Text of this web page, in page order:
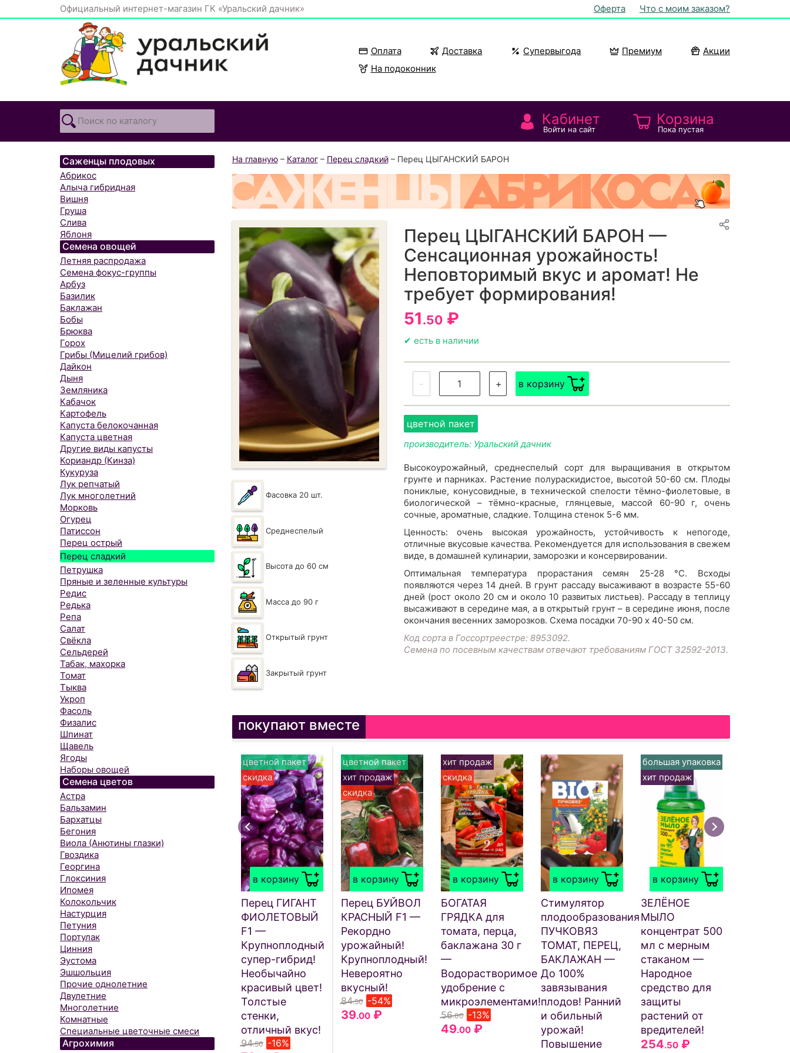
Официальный интернет-магазин ГК «Уральский дачник» Оферта Что с моим заказом?
Оплата Доставка Супервыгода Премиум
Акции
На подоконник
Кабинет
Войти на сайт
Корзина
Пока пустая
Саженцы плодовых
Абрикос
Алыча гибридная
Вишня
Груша
Слива
Яблоня
Семена овощей
Летняя распродажа
Семена фокус-группы
Арбуз
Базилик
Баклажан
Бобы
Брюква
Горох
Грибы (Мицелий грибов)
Дайкон
Дыня
Земляника
Кабачок
Картофель
Капуста белокочанная
Капуста цветная
Другие виды капусты
Кориандр (Кинза)
Кукуруза
Лук репчатый
Лук многолетний
Морковь
Огурец
Патиссон
Перец острый
Перец сладкий
Петрушка
Пряные и зеленные культуры
Редис
Редька
Репа
Салат
Свёкла
Сельдерей
Табак, махорка
Томат
Тыква
Укроп
Фасоль
Физалис
Шпинат
Щавель
Ягоды
Наборы овощей
Семена цветов
Астра
Бальзамин
Бархатцы
Бегония
Виола (Анютины глазки)
Гвоздика
Георгина
Глоксиния
Ипомея
Колокольчик
Настурция
Петуния
Портулак
Цинния
Эустома
Эшшольция
Прочие однолетние
Двулетние
Многолетние
Комнатные
Специальные цветочные смеси
Агрохимия
На главную– Каталог– Перец сладкий– Перец ЦЫГАНСКИЙ БАРОН
Фасовка 20 шт.
Среднеспелый
Высота до 60 см
Масса до 90 г
Открытый грунт
Закрытый грунт
Перец ЦЫГАНСКИЙ БАРОН —
Сенсационная урожайность!
Неповторимый вкус и аромат! Не
требует формирования!
51.50₽
✔ есть в наличии
- + в корзину
цветной пакет
производитель: Уральский дачник
Высокоурожайный, среднеспелый сорт для выращивания в открытом
грунте и парниках. Растение полураскидистое, высотой 50-60 см. Плоды
пониклые, конусовидные, в технической спелости тёмно-фиолетовые, в
биологической – тёмно-красные, глянцевые, массой 60-90 г, очень
сочные, ароматные, сладкие. Толщина стенок 5-6 мм.
Ценность: очень высокая урожайность, устойчивость к непогоде,
отличные вкусовые качества. Рекомендуется для использования в свежем
виде, в домашней кулинарии, заморозки и консервировании.
Оптимальная температура прорастания семян 25-28 °С. Всходы
появляются через 14 дней. В грунт рассаду высаживают в возрасте 55-60
дней (рост около 20 см и около 10 развитых листьев). Рассаду в теплицу
высаживают в середине мая, а в открытый грунт – в середине июня, после
окончания весенних заморозков. Схема посадки 70-90 х 40-50 см.
Код сорта в Госсортреестре: 8953092.
Семена по посевным качествам отвечают требованиям ГОСТ 32592-2013.
покупают вместе
в корзину
цветной пакет
скидка
Перец ГИГАНТ
ФИОЛЕТОВЫЙ
F1 —
Крупноплодный
супер-гибрид!
Необычайно
красивый цвет!
Толстые
стенки,
отличный вкус!
94.50 -16%
в корзину
цветной пакет
хит продаж
скидка
Перец БУЙВОЛ
КРАСНЫЙ F1 —
Рекордно
урожайный!
Крупноплодный!
Невероятно
вкусный!
84.50 -54%
39.00₽
в корзину
хит продаж
скидка
БОГАТАЯ
ГРЯДКА для
томата, перца,
баклажана 30 г
—
Водорастворимое
удобрение с
микроэлементами!
56.00 -13%
49.00₽
в корзину
Стимулятор
плодообразования
ПУЧКОВЯЗ
ТОМАТ, ПЕРЕЦ,
БАКЛАЖАН —
До 100%
завязывания
плодов! Ранний
и обильный
урожай!
Повышение
в корзину
большая упаковка
хит продаж
ЗЕЛЁНОЕ
МЫЛО
концентрат 500
мл с мерным
стаканом —
Народное
средство для
защиты
растений от
вредителей!
254.50₽